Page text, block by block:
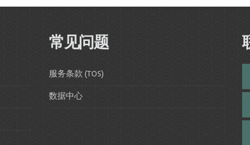
常见问题
服务条款 (TOS)
数据中心